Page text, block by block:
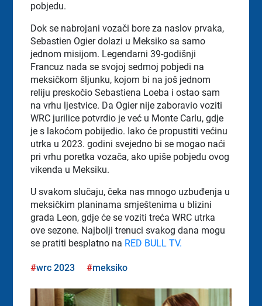
pobjedu.
Dok se nabrojani vozači bore za naslov prvaka,
Sebastien Ogier dolazi u Meksiko sa samo
jednom misijom. Legendarni 39-godišnji
Francuz nada se svojoj sedmoj pobjedi na
meksičkom šljunku, kojom bi na još jednom
reliju preskočio Sebastiena Loeba i ostao sam
na vrhu ljestvice. Da Ogier nije zaboravio voziti
WRC jurilice potvrdio je već u Monte Carlu, gdje
je s lakoćom pobijedio. Iako će propustiti većinu
utrka u 2023. godini svejedno bi se mogao naći
pri vrhu poretka vozača, ako upiše pobjedu ovog
vikenda u Meksiku.
U svakom slučaju, čeka nas mnogo uzbuđenja u
meksičkim planinama smještenima u blizini
grada Leon, gdje će se voziti treća WRC utrka
ove sezone. Najbolji trenuci svakog dana mogu
se pratiti besplatno na RED BULL TV.
wrc 2023 meksiko